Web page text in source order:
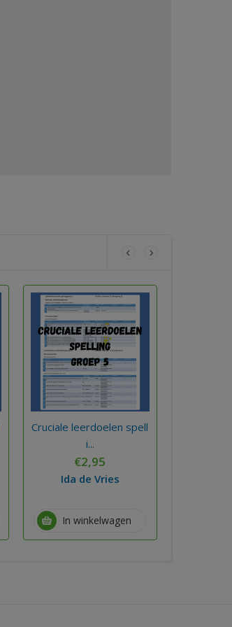
Cruciale leerdoelen spell
i...
€2,95
Ida de Vries
In winkelwagen